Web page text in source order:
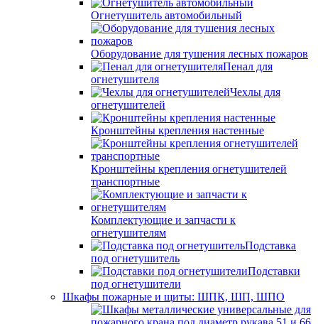
Огнетушитель автомобильный
Оборудование для тушения лесных пожаров
Пенал для
огнетушителя
Чехлы для
огнетушителей
Кронштейны крепления настенные
Кронштейны крепления огнетушителей
транспортные
Комплектующие и запчасти к
огнетушителям
Подставка
под огнетушитель
Подставки
под огнетушители
Шкафы пожарные и щиты: ШПК, ШП, ШПО